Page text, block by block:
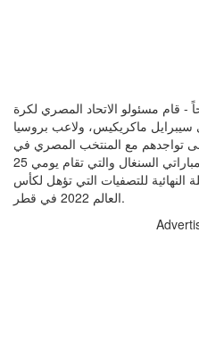
فبراير 2022 01:45 صباحاً - قام مسئولو الاتحاد المصري لكرة
ماكريكيس، ولاعب بروسيا
على تواجدهم مع المنتخب المصري في
المعسكر القادم، وذلك استعداداً إلى مباراتي السنغال والتي تقام يومي 25
النهائية للتصفيات التي تؤهل لكأس
العالم 2022 في قطر.